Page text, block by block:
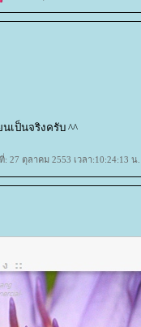
เป็นจริงครับ ^^
: 27 ตุลาคม 2553 เวลา:10:24:13 น.